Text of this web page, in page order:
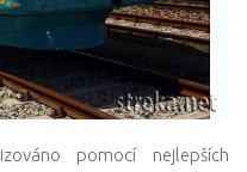
pomocí nejlepších